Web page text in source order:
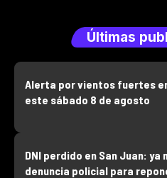
Últimas
Alerta por vientos fuertes
este sábado 8 de agosto
DNI perdido en San Juan: ya
denuncia policial para